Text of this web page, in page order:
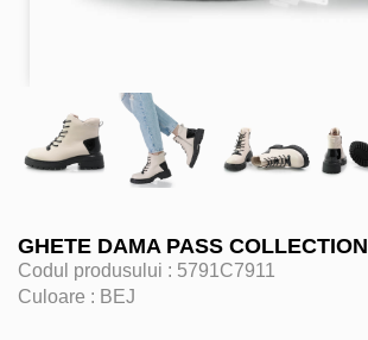
GHETE DAMA PASS COLLECTION
Codul produsului : 5791C7911
Culoare : BEJ